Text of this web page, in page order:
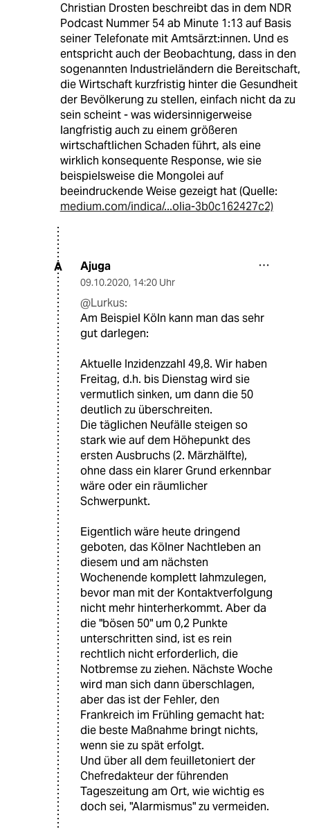
Christian Drosten beschreibt das in dem NDR
Podcast Nummer 54 ab Minute 1:13 auf Basis
seiner Telefonate mit Amtsärzt:innen. Und es
entspricht auch der Beobachtung, dass in den
sogenannten Industrieländern die Bereitschaft,
die Wirtschaft kurzfristig hinter die Gesundheit
der Bevölkerung zu stellen, einfach nicht da zu
sein scheint - was widersinnigerweise
langfristig auch zu einem größeren
wirtschaftlichen Schaden führt, als eine
wirklich konsequente Response, wie sie
beispielsweise die Mongolei auf
beeindruckende Weise gezeigt hat (Quelle:
medium.com/indica/...olia-3b0c162427c2)
A Ajuga
09.10.2020, 14:20 Uhr
@Lurkus:
Am Beispiel Köln kann man das sehr
gut darlegen:
Aktuelle Inzidenzzahl 49,8. Wir haben
Freitag, d.h. bis Dienstag wird sie
vermutlich sinken, um dann die 50
deutlich zu überschreiten.
Die täglichen Neufälle steigen so
stark wie auf dem Höhepunkt des
ersten Ausbruchs (2. Märzhälfte),
ohne dass ein klarer Grund erkennbar
wäre oder ein räumlicher
Schwerpunkt.
Eigentlich wäre heute dringend
geboten, das Kölner Nachtleben an
diesem und am nächsten
Wochenende komplett lahmzulegen,
bevor man mit der Kontaktverfolgung
nicht mehr hinterherkommt. Aber da
die "bösen 50" um 0,2 Punkte
unterschritten sind, ist es rein
rechtlich nicht erforderlich, die
Notbremse zu ziehen. Nächste Woche
wird man sich dann überschlagen,
aber das ist der Fehler, den
Frankreich im Frühling gemacht hat:
die beste Maßnahme bringt nichts,
wenn sie zu spät erfolgt.
Und über all dem feuilletoniert der
Chefredakteur der führenden
Tageszeitung am Ort, wie wichtig es
doch sei, "Alarmismus" zu vermeiden.